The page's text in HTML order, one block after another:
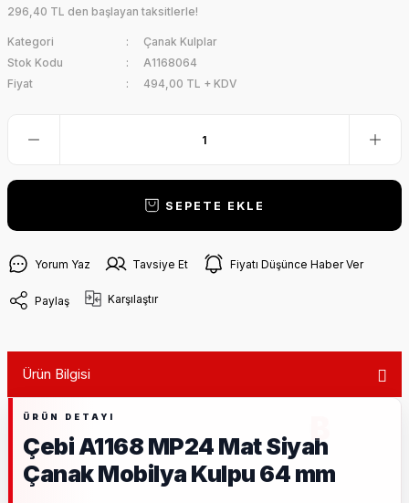
296,40 TL den başlayan taksitlerle!
Kategori
Çanak Kulplar
Stok Kodu
A1168064
Fiyat
494,00 TL + KDV
SEPETE EKLE
Yorum Yaz Tavsiye Et Fiyatı Düşünce Haber Ver
Paylaş Karşılaştır
Ürün Bilgisi
Çebi A1168 MP24 Mat Siyah
Çanak Mobilya Kulpu 64 mm